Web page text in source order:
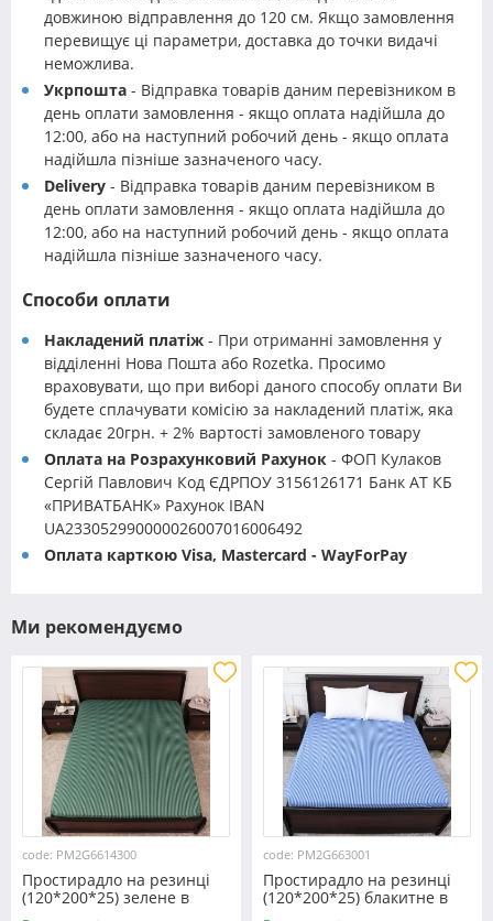
довжиною відправлення до 120 см. Якщо замовлення
перевищує ці параметри, доставка до точки видачі
неможлива.
Укрпошта - Відправка товарів даним перевізником в
день оплати замовлення - якщо оплата надійшла до
12:00, або на наступний робочий день - якщо оплата
надійшла пізніше зазначеного часу.
Delivery - Відправка товарів даним перевізником в
день оплати замовлення - якщо оплата надійшла до
12:00, або на наступний робочий день - якщо оплата
надійшла пізніше зазначеного часу.
Способи оплати
Накладений платіж - При отриманні замовлення у
відділенні Нова Пошта або Rozetka. Просимо
враховувати, що при виборі даного способу оплати Ви
будете сплачувати комісію за накладений платіж, яка
складає 20грн. + 2% вартості замовленого товару
Оплата на Розрахунковий Рахунок - ФОП Кулаков
Сергій Павлович Код ЄДРПОУ 3156126171 Банк АТ КБ
«ПРИВАТБАНК» Рахунок IBAN
UA233052990000026007016006492
Оплата карткою Visa, Mastercard - WayForPay
Ми рекомендуємо
code: PM2G6614300
Простирадло на резинці
(120*200*25) зелене в
смужку №6614300
code: PM2G663001
Простирадло на резинці
(120*200*25) блакитне в
смужку №663001